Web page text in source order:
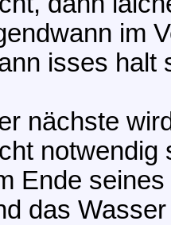
im
isses halt
nächste
notwendig
Ende
das